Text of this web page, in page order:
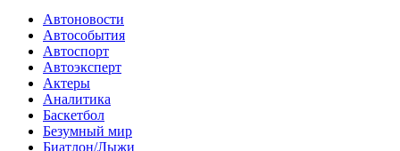
Автоновости
Автособытия
Автоспорт
Автоэксперт
Актеры
Аналитика
Баскетбол
Безумный мир
Биатлон/Лыжи